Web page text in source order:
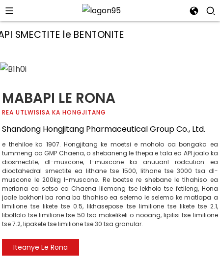
MABAPI LE RONA
REA UTLWISISA KA HONGJITANG
Shandong Hongjitang Pharmaceutical Group Co., Ltd.
e thehiloe ka 1907. Hongjitang ke moetsi e moholo oa bongaka ea
tummeng oa GMP Chaena, o shebaneng le thepa e tala ea API joalo ka
diosmectite, dl-muscone, l-muscone ka anuuanl rodcution ea
dioctahedral smectite ea lithane tse 1500, lithane tse 3000 tsa dl-
muscone le 200kg l-muscone. Re boetse re shebane le tlhahiso ea
meriana ea setso ea Chaena lilemong tse lekholo tse fetileng, Hona
joale bokhoni ba rona ba tlhahiso ea selemo le selemo ke matlapa a
limilione tse likete tse 0.5, likhasepose tse limilione tse likete tse 2.1,
libotlolo tse limilione tse 50 tsa mokelikeli o nooang, lipilisi tse limilione
tse 7.2, lipakete tse limilione tse 30 tsa granular.
Iteanye Le Rona